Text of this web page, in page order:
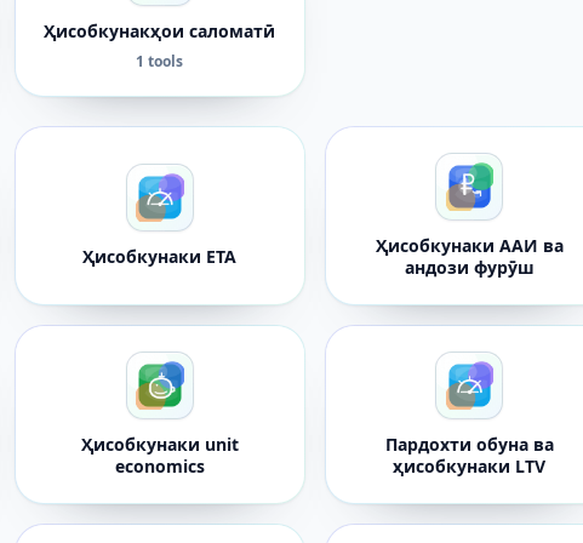
Ҳисобкунакҳои саломатӣ
1 tools
Ҳисобкунаки ETA
Ҳисобкунаки ААИ ва
андози фурӯш
Ҳисобкунаки unit
economics
Пардохти обуна ва
ҳисобкунаки LTV